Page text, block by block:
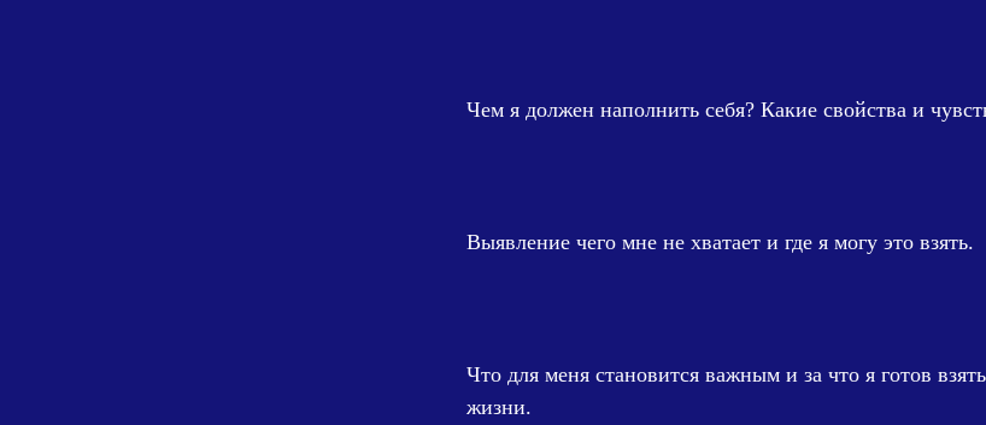
Чем я должен наполнить себя? Какие свойства и
Выявление чего мне не хватает и где я могу это взять.
Что для меня становится важным и за что я готов
жизни.